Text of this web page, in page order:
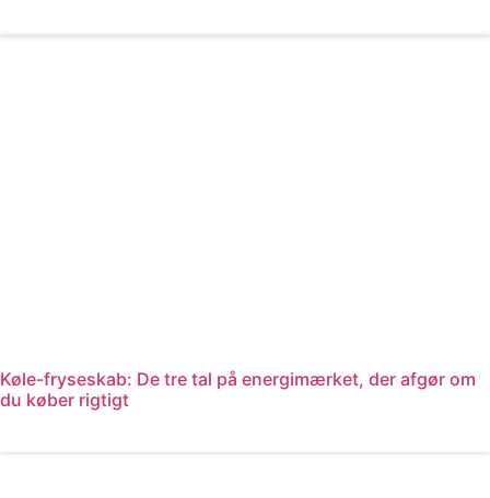
Køle-fryseskab: De tre tal på energimærket, der afgør om
du køber rigtigt